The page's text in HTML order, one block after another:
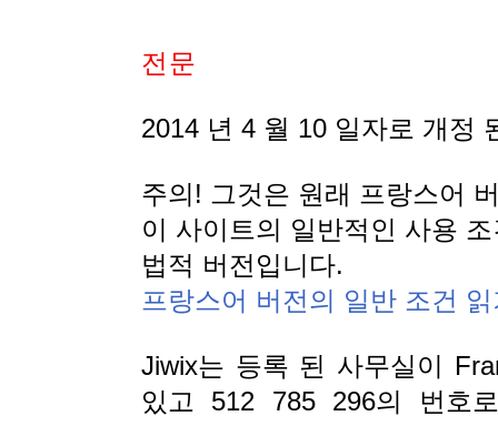
전문
2014 년 4 월 10 일자로 개정
주의! 그것은 원래 프랑스어
이 사이트의 일반적인 사용
법적 버전입니다.
프랑스어 버전의 일반 조건 읽
Jiwix는 등록 된 사무실이
있고 512 785 296의 번호